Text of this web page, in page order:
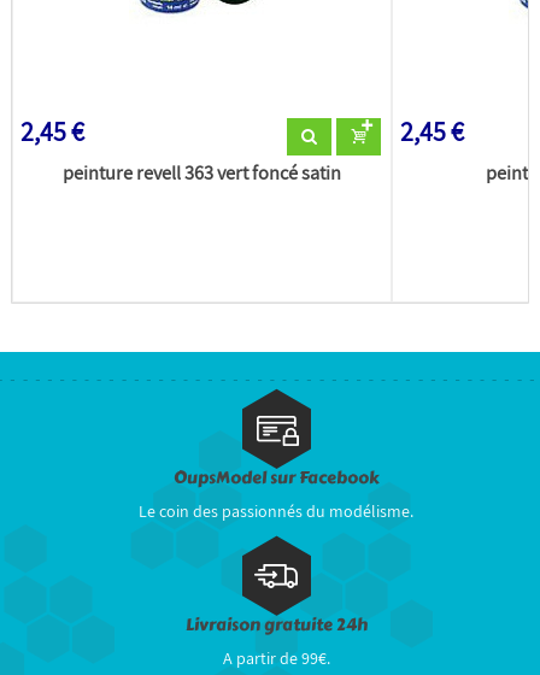
2,45 €
peinture revell 363 vert foncé satin
2,45 €
OupsModel sur Facebook
Le coin des passionnés du modélisme.
Livraison gratuite 24h
A partir de 99€.